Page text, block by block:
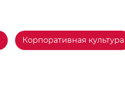
Корпоративная культура